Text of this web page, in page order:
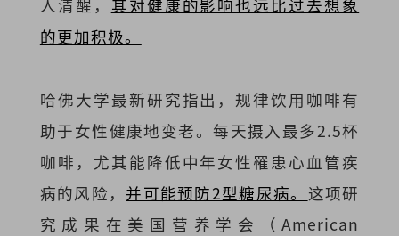
人清醒， 其对健康的影响也远比过去想象
的更加积极。
哈佛大学最新研究指出，规律饮用咖啡有
助于女性健康地变老。每天摄入最多2.5杯
咖啡，尤其能降低中年女性罹患心血管疾
病的风险， 并可能预防2型糖尿病。 这项研
究成果在美国营养学会（American